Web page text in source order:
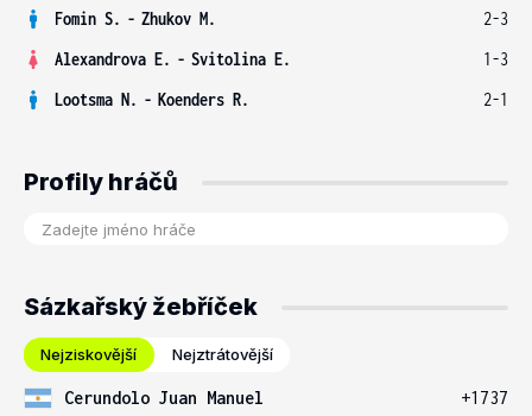
Fomin S. - Zhukov M.
2-3
Alexandrova E. - Svitolina E.
1-3
Lootsma N. - Koenders R. 2-1
Profily hráčů
Sázkařský žebříček
Nejziskovější Nejztrátovější
Cerundolo Juan Manuel
+1737